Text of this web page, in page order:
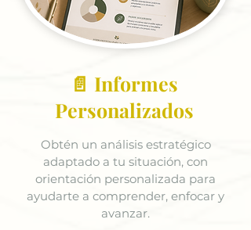
📄 Informes
Personalizados
Obtén un análisis estratégico
adaptado a tu situación, con
orientación personalizada para
ayudarte a comprender, enfocar y
avanzar.